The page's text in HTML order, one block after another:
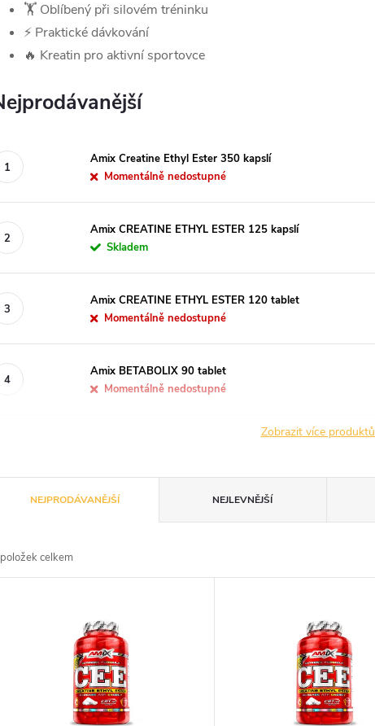
🏋️ Oblíbený při silovém tréninku
⚡ Praktické dávkování
🔥 Kreatin pro aktivní sportovce
Amix Creatine Ethyl Ester 350 kapslí
Momentálně nedostupné
Amix CREATINE ETHYL ESTER 125 kapslí
Skladem
Amix CREATINE ETHYL ESTER 120 tablet
Momentálně nedostupné
Amix BETABOLIX 90 tablet
Momentálně nedostupné
Zobrazit více produktů
NEJPRODÁVANĚJŠÍ NEJLEVNĚJŠÍ
celkem